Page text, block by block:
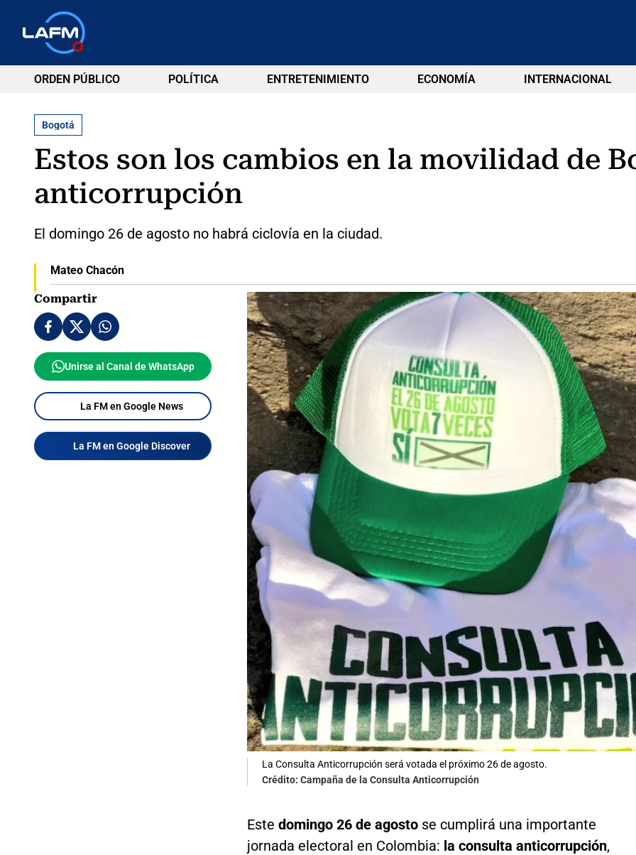
ORDEN PÚBLICO POLÍTICA ENTRETENIMIENTO ECONOMÍA INTERNACIONAL
Bogotá
Estos son los cambios en la movilidad de
anticorrupción
El domingo 26 de agosto no habrá ciclovía en la ciudad.
Mateo Chacón
Compartir
Unirse al Canal de WhatsApp
La FM en Google News
La FM en Google Discover
La Consulta Anticorrupción será votada el próximo 26 de agosto.
Crédito: Campaña de la Consulta Anticorrupción
Este domingo 26 de agostose cumplirá una importante
jornada electoral en Colombia: la consulta anticorrupción,